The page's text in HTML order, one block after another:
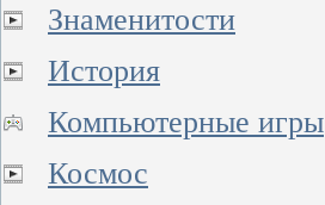
Знаменитости
История
Компьютерные игры
Космос